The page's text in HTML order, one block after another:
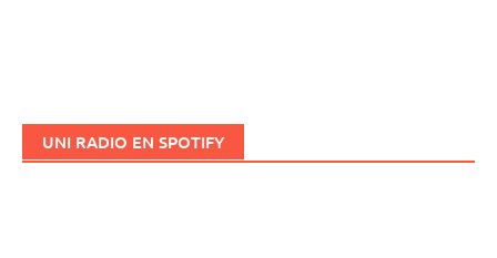
UNI RADIO EN SPOTIFY